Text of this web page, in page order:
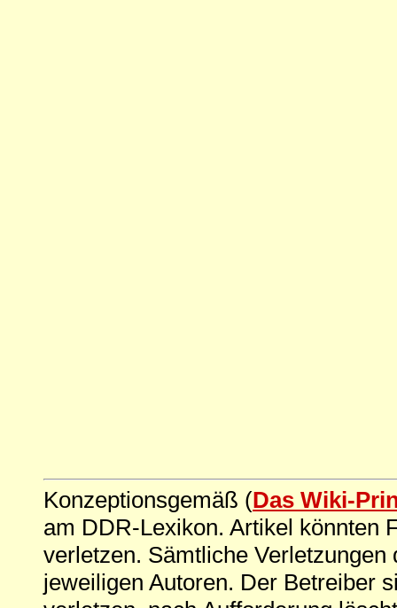
Konzeptionsgemäß (Das Wiki-
am DDR-Lexikon. Artikel könnten
verletzen. Sämtliche
jeweiligen Autoren. Der Betreiber